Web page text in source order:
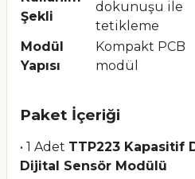
Şekli
dokunuşu ile
tetikleme
Modül
Yapısı
Kompakt PCB
modül
Paket İçeriği
• 1 Adet TTP223 Kapasitif
Dijital Sensör Modülü